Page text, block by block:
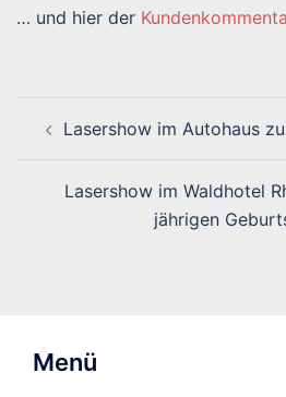
… und hier der
Lasershow im Autohaus
Lasershow im Waldhotel
jährigen
Menü